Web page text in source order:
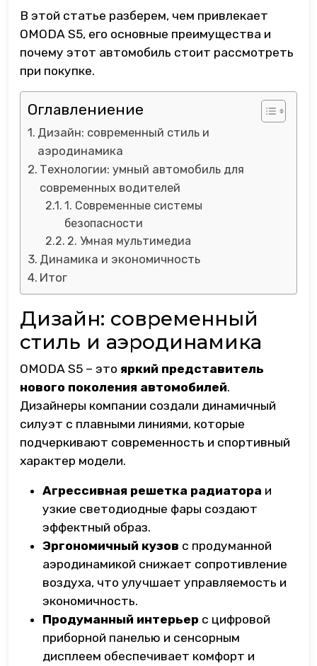
В этой статье разберем, чем привлекает
OMODA S5, его основные преимущества и
почему этот автомобиль стоит рассмотреть
при покупке.
Оглавлениение
Дизайн: современный стиль и
аэродинамика
Технологии: умный автомобиль для
современных водителей
1. Современные системы
безопасности
2. Умная мультимедиа
Динамика и экономичность
Итог
Дизайн: современный
стиль и аэродинамика
OMODA S5 – это яркий представитель
нового поколения автомобилей.
Дизайнеры компании создали динамичный
силуэт с плавными линиями, которые
подчеркивают современность и спортивный
характер модели.
Агрессивная решетка радиатора и
узкие светодиодные фары создают
эффектный образ.
Эргономичный кузов с продуманной
аэродинамикой снижает сопротивление
воздуха, что улучшает управляемость и
экономичность.
Продуманный интерьер с цифровой
приборной панелью и сенсорным
дисплеем обеспечивает комфорт и